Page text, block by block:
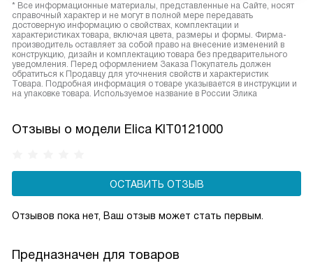
* Все информационные материалы, представленные на Сайте, носят
справочный характер и не могут в полной мере передавать
достоверную информацию о свойствах, комплектации и
характеристиках товара, включая цвета, размеры и формы. Фирма-
производитель оставляет за собой право на внесение изменений в
конструкцию, дизайн и комплектацию товара без предварительного
уведомления. Перед оформлением Заказа Покупатель должен
обратиться к Продавцу для уточнения свойств и характеристик
Товара. Подробная информация о товаре указывается в инструкции и
на упаковке товара. Используемое название в России Элика
Отзывы о модели Elica KIT0121000
ОСТАВИТЬ ОТЗЫВ
Отзывов пока нет, Ваш отзыв может стать первым.
Предназначен для товаров